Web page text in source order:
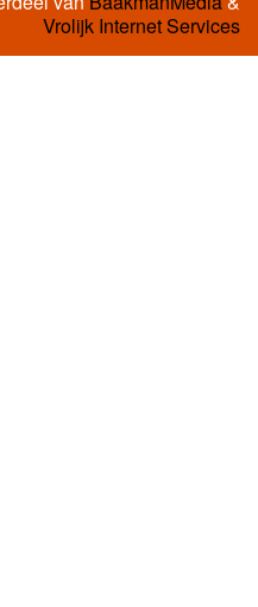
Vrolijk Internet Services